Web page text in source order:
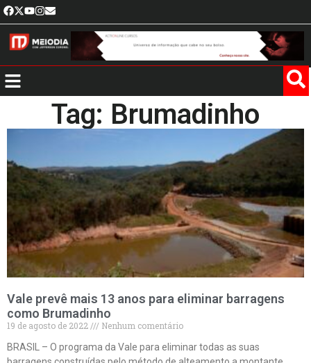
Tag: Brumadinho
Vale prevê mais 13 anos para eliminar barragens
como Brumadinho
19 de agosto de 2022
Nenhum comentário
BRASIL – O programa da Vale para eliminar todas as suas